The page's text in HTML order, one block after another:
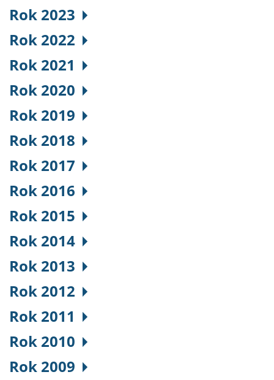
Rok 2023
Rok 2022
Rok 2021
Rok 2020
Rok 2019
Rok 2018
Rok 2017
Rok 2016
Rok 2015
Rok 2014
Rok 2013
Rok 2012
Rok 2011
Rok 2010
Rok 2009